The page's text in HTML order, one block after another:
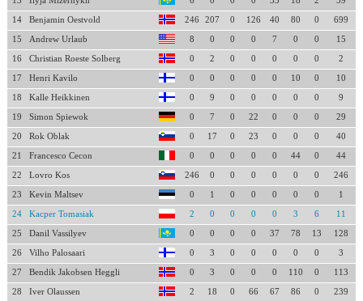
14 Benjamin Oestvold 246 207 0 126 40 80 0 699
15 Andrew Urlaub 8 0 0 0 7 0 0 15
16 Christian Roeste Solberg 0 2 0 0 0 0 0 2
17 Henri Kavilo 0 0 0 0 0 10 0 10
18 Kalle Heikkinen 0 9 0 0 0 0 0 9
19 Simon Spiewok 0 7 0 22 0 0 0 29
20 Rok Oblak 0 17 0 23 0 0 0 40
21 Francesco Cecon 0 0 0 0 0 44 0 44
22 Lovro Kos 246 0 0 0 0 0 0 246
23 Kevin Maltsev 0 1 0 0 0 0 0 1
24 Kacper Tomasiak 2 0 0 0 0 3 6 11
25 Danil Vassilyev 0 0 0 0 37 78 13 128
26 Vilho Palosaari 0 3 0 0 0 0 0 3
27 Bendik Jakobsen Heggli 0 3 0 0 0 110 0 113
28 Iver Olaussen 2 18 0 66 67 86 0 239